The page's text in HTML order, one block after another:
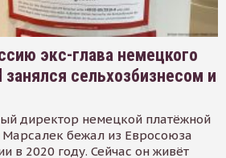
экс-глава немецкого
занялся сельхозбизнесом и
директор немецкой платёжной
бежал из Евросоюза
в 2020 году. Сейчас он живёт